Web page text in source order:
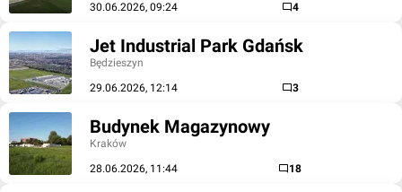
30.06.2026, 09:24
4
Jet Industrial Park Gdańsk
Będzieszyn
29.06.2026, 12:14
3
Budynek Magazynowy
Kraków
28.06.2026, 11:44
18